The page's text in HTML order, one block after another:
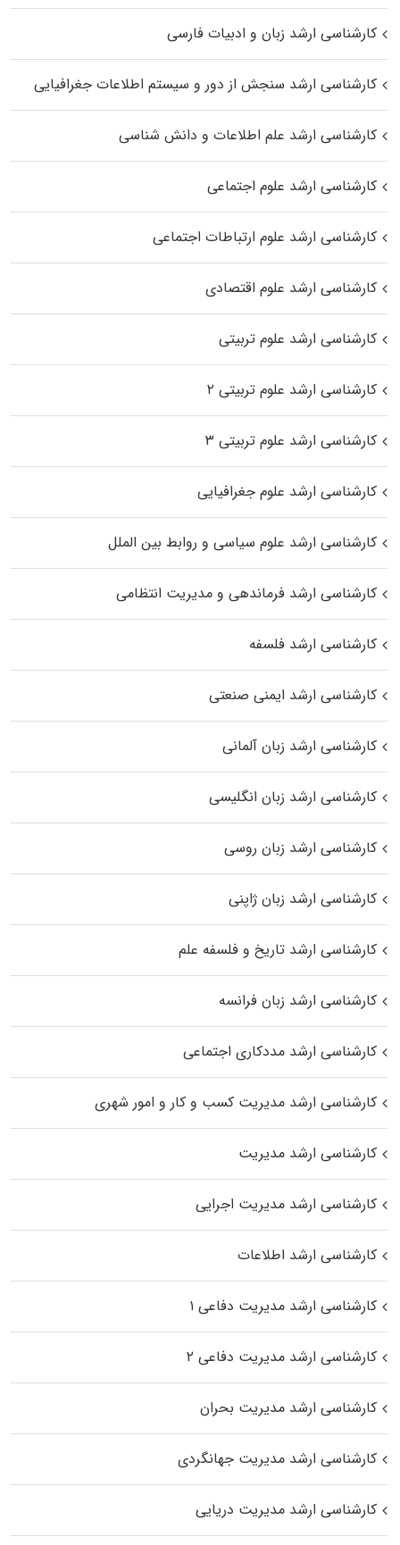
کارشناسی ارشد زبان و ادبیات فارسی
کارشناسی ارشد سنجش از دور و سیستم اطلاعات جغرافیایی
کارشناسی ارشد علم اطلاعات و دانش شناسی
کارشناسی ارشد علوم اجتماعی
کارشناسی ارشد علوم ارتباطات اجتماعی
کارشناسی ارشد علوم اقتصادی
کارشناسی ارشد علوم تربیتی
کارشناسی ارشد علوم تربیتی ۲
کارشناسی ارشد علوم تربیتی ۳
کارشناسی ارشد علوم جغرافیایی
کارشناسی ارشد علوم سیاسی و روابط بین الملل
کارشناسی ارشد فرماندهی و مدیریت انتظامی
کارشناسی ارشد فلسفه
کارشناسی ارشد ایمنی صنعتی
کارشناسی ارشد زبان آلمانی
کارشناسی ارشد زبان انگلیسی
کارشناسی ارشد زبان روسی
کارشناسی ارشد زبان ژاپنی
کارشناسی ارشد تاریخ و فلسفه علم
کارشناسی ارشد زبان فرانسه
کارشناسی ارشد مددکاری اجتماعی
کارشناسی ارشد مدیریت کسب و کار و امور شهری
کارشناسی ارشد مدیریت
کارشناسی ارشد مدیریت اجرایی
کارشناسی ارشد اطلاعات
کارشناسی ارشد مدیریت دفاعی ۱
کارشناسی ارشد مدیریت دفاعی ۲
کارشناسی ارشد مدیریت بحران
کارشناسی ارشد مدیریت جهانگردی
کارشناسی ارشد مدیریت دریایی